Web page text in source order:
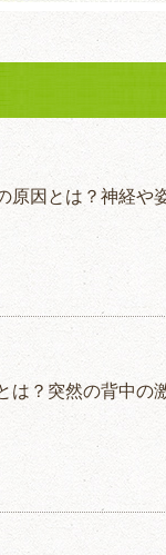
原因とは？神経や
は？突然の背中の